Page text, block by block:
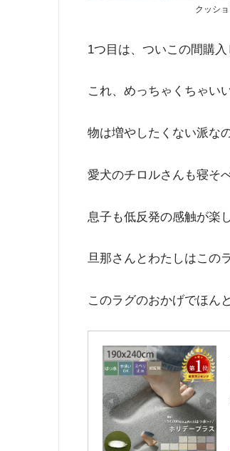
クッシ
1つ目は、ついこの間購入
これ、めっちゃくちゃい
物は増やしたくない派な
愛犬のチロルさんも寝そ
息子も低反発の感触が楽
旦那さんとわたしはこの
このラグのおかげでほん